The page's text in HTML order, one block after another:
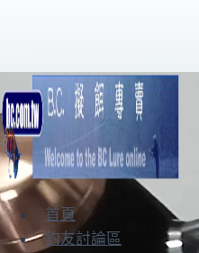
Skip
to
content
首頁
釣友討論區